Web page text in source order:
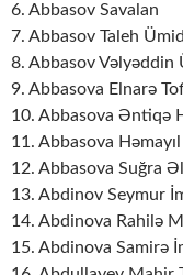
6. Abbasov Savalan
7. Abbasov Taleh
8. Abbasov Vəlyəddin
9. Abbasova Elnarə
10. Abbasova Əntiqə
11. Abbasova Həmayıl
12. Abbasova Suğra
13. Abdinov Seymur
14. Abdinova Rahilə
15. Abdinova Samirə